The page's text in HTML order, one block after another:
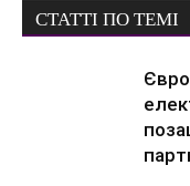
СТАТТІ ПО ТЕМІ